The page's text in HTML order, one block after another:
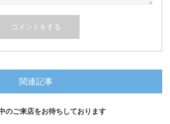
関連記事
のご来店をお待ちしております